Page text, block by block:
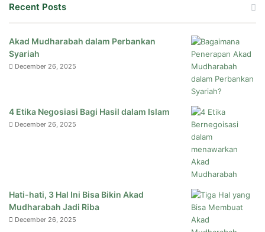
Recent Posts
Akad Mudharabah dalam Perbankan
Syariah
December 26, 2025
4 Etika Negosiasi Bagi Hasil dalam Islam
December 26, 2025
Hati-hati, 3 Hal Ini Bisa Bikin Akad
Mudharabah Jadi Riba
December 26, 2025